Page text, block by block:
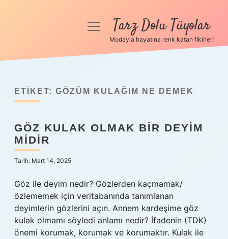
Anasayfa
Yasal Uyarı
Hakkımızda
menüyüTarz Dolu Tüyolar
Modayla hayatına renk katan fikirler!
ETIKET: GÖZÜM KULAĞIM NE DEMEK
GÖZ KULAK OLMAK BIR DEYIM
MIDIR
Tarih: Mart 14, 2025
Göz ile deyim nedir? Gözlerden kaçmamak/
özlememek için veritabanında tanımlanan
deyimlerin gözlerini açın. Annem kardeşime göz
kulak olmamı söyledi anlamı nedir? İfadenin (TDK)
önemi korumak, korumak ve korumaktır. Kulak ile